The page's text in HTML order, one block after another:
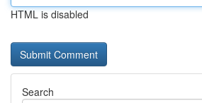
HTML is disabled
Search